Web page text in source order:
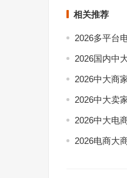
相关推荐
2026多平台
2026国内中
2026中大商
2026中大卖
2026中大电
2026电商大